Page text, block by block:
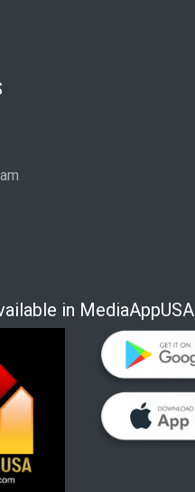
in MediaAppUSA